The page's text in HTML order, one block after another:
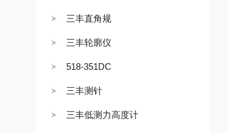
三丰直角规
三丰轮廓仪
518-351DC
三丰测针
三丰低测力高度计